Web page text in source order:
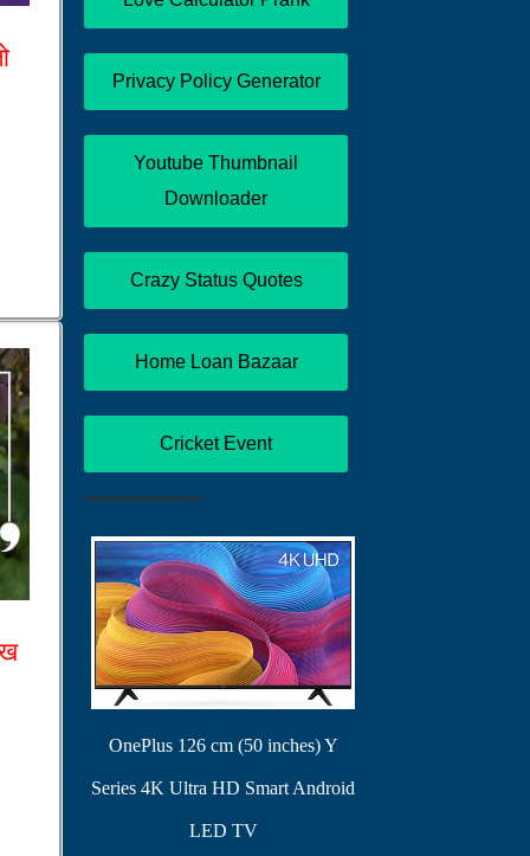
Privacy Policy Generator
Youtube Thumbnail
Downloader
Crazy Status Quotes
Home Loan Bazaar
Cricket Event
OnePlus 126 cm (50 inches) Y
Series 4K Ultra HD Smart Android
LED TV